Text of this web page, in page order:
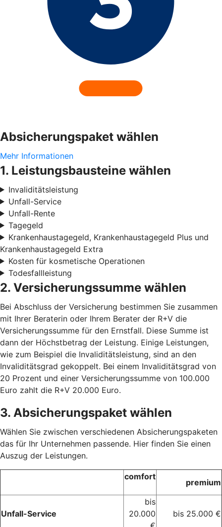
Absicherungspaket wählen
Mehr Informationen
1. Leistungsbausteine wählen
Invaliditätsleistung
Unfall-Service
Unfall-Rente
Tagegeld
Krankenhaustagegeld, Krankenhaustagegeld Plus und
Krankenhaustagegeld Extra
Kosten für kosmetische Operationen
Todesfallleistung
2. Versicherungssumme wählen
Bei Abschluss der Versicherung bestimmen Sie zusammen
mit Ihrer Beraterin oder Ihrem Berater der R+V die
Versicherungssumme für den Ernstfall. Diese Summe ist
dann der Höchstbetrag der Leistung. Einige Leistungen,
wie zum Beispiel die Invaliditätsleistung, sind an den
Invaliditätsgrad gekoppelt. Bei einem Invaliditätsgrad von
20 Prozent und einer Versicherungssumme von 100.000
Euro zahlt die R+V 20.000 Euro.
3. Absicherungspaket wählen
Wählen Sie zwischen verschiedenen Absicherungspaketen
das für Ihr Unternehmen passende. Hier finden Sie einen
Auszug der Leistungen.
comfort
premium
Unfall-Service
bis
20.000
bis 25.000 €